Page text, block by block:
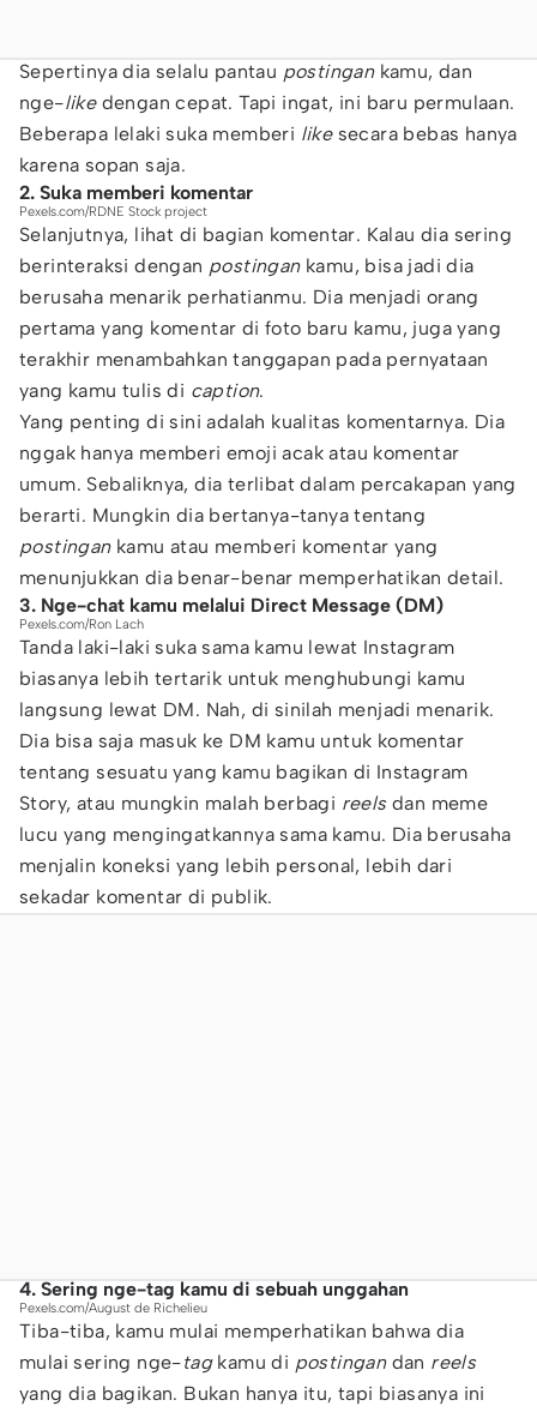
Sepertinya dia selalu pantau postingankamu, dan
nge-likedengan cepat. Tapi ingat, ini baru permulaan.
Beberapa lelaki suka memberi likesecara bebas hanya
karena sopan saja.
2. Suka memberi komentar
Pexels.com/RDNE Stock project
Selanjutnya, lihat di bagian komentar. Kalau dia sering
berinteraksi dengan postingankamu, bisa jadi dia
berusaha menarik perhatianmu. Dia menjadi orang
pertama yang komentar di foto baru kamu, juga yang
terakhir menambahkan tanggapan pada pernyataan
yang kamu tulis di caption.
Yang penting di sini adalah kualitas komentarnya. Dia
nggak hanya memberi emoji acak atau komentar
umum. Sebaliknya, dia terlibat dalam percakapan yang
berarti. Mungkin dia bertanya-tanya tentang
postingankamu atau memberi komentar yang
menunjukkan dia benar-benar memperhatikan detail.
3. Nge-chat kamu melalui Direct Message (DM)
Pexels.com/Ron Lach
Tanda laki-laki suka sama kamu lewat Instagram
biasanya lebih tertarik untuk menghubungi kamu
langsung lewat DM. Nah, di sinilah menjadi menarik.
Dia bisa saja masuk ke DM kamu untuk komentar
tentang sesuatu yang kamu bagikan di Instagram
Story, atau mungkin malah berbagi reelsdan meme
lucu yang mengingatkannya sama kamu. Dia berusaha
menjalin koneksi yang lebih personal, lebih dari
sekadar komentar di publik.
4. Sering nge-tag kamu di sebuah unggahan
Pexels.com/August de Richelieu
Tiba-tiba, kamu mulai memperhatikan bahwa dia
mulai sering nge-tagkamu di postingandan reels
yang dia bagikan. Bukan hanya itu, tapi biasanya ini